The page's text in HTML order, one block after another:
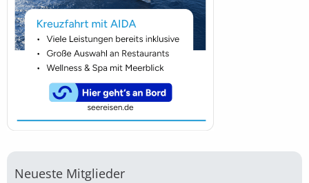
Neueste Mitglieder